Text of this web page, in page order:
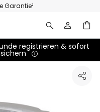
Garantie²
registrieren & sofort
sichern